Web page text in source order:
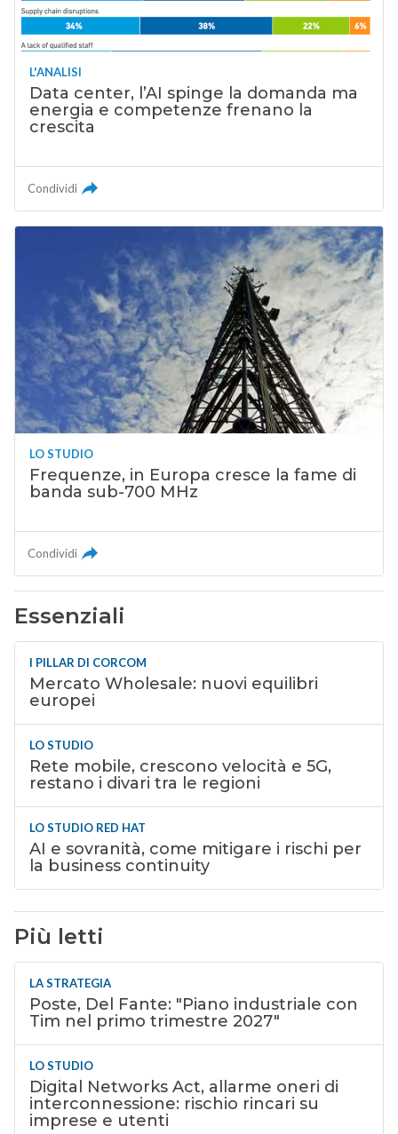
L'ANALISI
Data center, l’AI spinge la domanda ma
energia e competenze frenano la
crescita
Condividi
LO STUDIO
Frequenze, in Europa cresce la fame di
banda sub-700 MHz
Condividi
Essenziali
I PILLAR DI CORCOM
Mercato Wholesale: nuovi equilibri
europei
LO STUDIO
Rete mobile, crescono velocità e 5G,
restano i divari tra le regioni
LO STUDIO RED HAT
AI e sovranità, come mitigare i rischi per
la business continuity
Più letti
LA STRATEGIA
Poste, Del Fante: "Piano industriale con
Tim nel primo trimestre 2027"
LO STUDIO
Digital Networks Act, allarme oneri di
interconnessione: rischio rincari su
imprese e utenti